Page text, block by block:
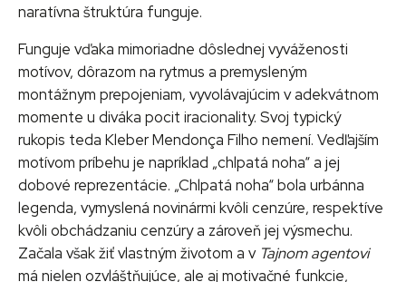
naratívna štruktúra funguje.
Funguje vďaka mimoriadne dôslednej vyváženosti
motívov, dôrazom na rytmus a premysleným
montážnym prepojeniam, vyvolávajúcim v adekvátnom
momente u diváka pocit iracionality. Svoj typický
rukopis teda Kleber Mendonça Filho nemení. Vedľajším
motívom príbehu je napríklad „chlpatá noha“ a jej
dobové reprezentácie. „Chlpatá noha“ bola urbánna
legenda, vymyslená novinármi kvôli cenzúre, respektíve
kvôli obchádzaniu cenzúry a zároveň jej výsmechu.
Začala však žiť vlastným životom a v Tajnom agentovi
má nielen ozvláštňujúce, ale aj motivačné funkcie,